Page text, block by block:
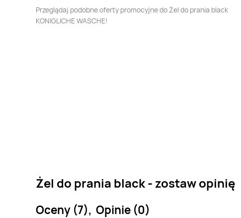
Przeglądaj podobne oferty promocyjne do Żel do prania black
KONIGLICHE WASCHE!
Żel do prania black - zostaw opinię
Oceny (7), Opinie (0)